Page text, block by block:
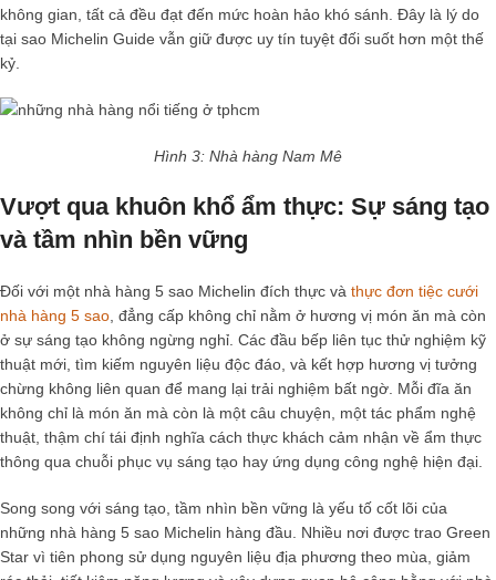
không gian, tất cả đều đạt đến mức hoàn hảo khó sánh. Đây là lý do
tại sao Michelin Guide vẫn giữ được uy tín tuyệt đối suốt hơn một thế
kỷ.
Hình 3: Nhà hàng Nam Mê
Vượt qua khuôn khổ ẩm thực: Sự sáng tạo
và tầm nhìn bền vững
Đối với một nhà hàng 5 sao Michelin đích thực và thực đơn tiệc cưới
nhà hàng 5 sao , đẳng cấp không chỉ nằm ở hương vị món ăn mà còn
ở sự sáng tạo không ngừng nghỉ. Các đầu bếp liên tục thử nghiệm kỹ
thuật mới, tìm kiếm nguyên liệu độc đáo, và kết hợp hương vị tưởng
chừng không liên quan để mang lại trải nghiệm bất ngờ. Mỗi đĩa ăn
không chỉ là món ăn mà còn là một câu chuyện, một tác phẩm nghệ
thuật, thậm chí tái định nghĩa cách thực khách cảm nhận về ẩm thực
thông qua chuỗi phục vụ sáng tạo hay ứng dụng công nghệ hiện đại.
Song song với sáng tạo, tầm nhìn bền vững là yếu tố cốt lõi của
những nhà hàng 5 sao Michelin hàng đầu. Nhiều nơi được trao Green
Star vì tiên phong sử dụng nguyên liệu địa phương theo mùa, giảm